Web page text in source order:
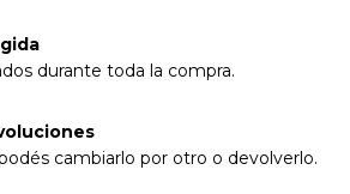
durante toda la compra.
cambiarlo por otro o devolverlo.